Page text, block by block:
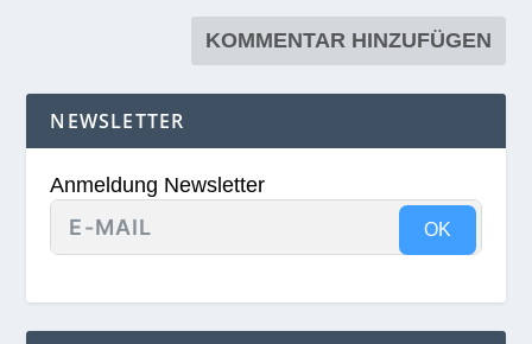
NEWSLETTER
Anmeldung Newsletter
OK